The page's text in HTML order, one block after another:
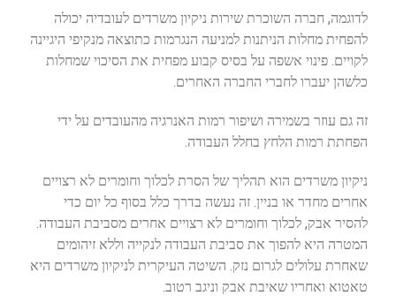
לדוגמה, חברה השוכרת שירות ניקיון משרדים לעובדיה יכולה
להפחית מחלות הניתנות למניעה הנגרמות כתוצאה מנקיפי היגיינה
לקויים. פינוי אשפה על בסיס קבוע מפחית את הסיכוי שמחלות
כלשהן יעברו לחברי החברה האחרים.
זה גם עוזר בשמירה ושיפור רמות האנרגיה מהעובדים על ידי
הפחתת רמות הלחץ בחלל העבודה.
ניקיון משרדים הוא תהליך של הסרת לכלוך וחומרים לא רצויים
אחרים מחדר או בניין. זה נעשה בדרך כלל בסוף כל יום כדי
להסיר אבק, לכלוך וחומרים לא רצויים אחרים מסביבת העבודה.
המטרה היא להפוך את סביבת העבודה לנקייה וללא זיהומים
שאחרת עלולים לגרום נזק. השיטה העיקרית לניקיון משרדים היא
טאטוא ואחריו שאיבת אבק וניגב רטוב.